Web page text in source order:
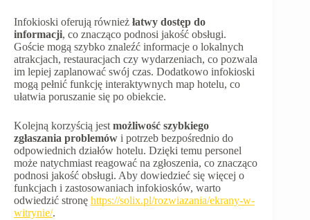
Infokioski oferują również łatwy dostęp do
informacji, co znacząco podnosi jakość obsługi.
Goście mogą szybko znaleźć informacje o lokalnych
atrakcjach, restauracjach czy wydarzeniach, co pozwala
im lepiej zaplanować swój czas. Dodatkowo infokioski
mogą pełnić funkcję interaktywnych map hotelu, co
ułatwia poruszanie się po obiekcie.
Kolejną korzyścią jest możliwość szybkiego
zgłaszania problemów i potrzeb bezpośrednio do
odpowiednich działów hotelu. Dzięki temu personel
może natychmiast reagować na zgłoszenia, co znacząco
podnosi jakość obsługi. Aby dowiedzieć się więcej o
funkcjach i zastosowaniach infokiosków, warto
odwiedzić stronę https://solix.pl/rozwiazania/ekrany-w-
witrynie/.